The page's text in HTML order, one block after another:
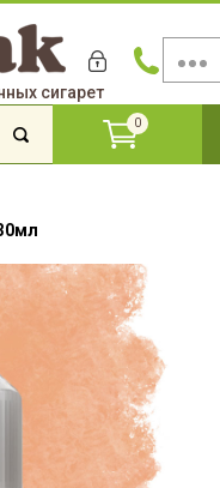
сигарет
0